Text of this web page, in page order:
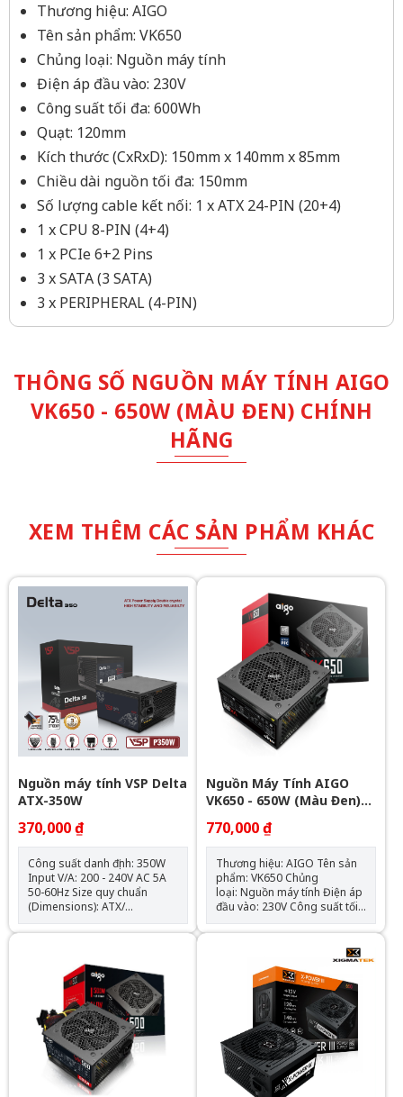
Thương hiệu: AIGO
Tên sản phẩm: VK650
Chủng loại: Nguồn máy tính
Điện áp đầu vào: 230V
Công suất tối đa: 600Wh
Quạt: 120mm
Kích thước (CxRxD): 150mm x 140mm x 85mm
Chiều dài nguồn tối đa: 150mm
Số lượng cable kết nối: 1 x ATX 24-PIN (20+4)
1 x CPU 8-PIN (4+4)
1 x PCIe 6+2 Pins
3 x SATA (3 SATA)
3 x PERIPHERAL (4-PIN)
THÔNG SỐ NGUỒN MÁY TÍNH AIGO
VK650 - 650W (MÀU ĐEN) CHÍNH
HÃNG
XEM THÊM CÁC SẢN PHẨM KHÁC
Nguồn máy tính VSP Delta
ATX-350W
370,000 ₫
Công suất danh định: 350W
Input V/A: 200 - 240V AC 5A
50-60Hz Size quy chuẩn
(Dimensions): ATX/
165x150x86 mm Fan Type :
120mm Protections : OVP,
cho main: - 1x 24pin
mainboard/ 1x 8(4+4 pin)
ATX12V, CPU Đầu cấp điện
cho hệ thống: 1x 8 pin
(6+2pin) VGA/ 2x Sata/ 2x
Molex
Nguồn Máy Tính AIGO
VK650 - 650W (Màu Đen)
Chính Hãng
770,000 ₫
Thương hiệu: AIGO Tên sản
phẩm: VK650 Chủng
loại: Nguồn máy tính Điện áp
đầu vào: 230V Công suất tối
đa: 600Wh Quạt: 120mm Kích
thước (CxRxD): 150mm x
nguồn tối đa: 150mm Số
lượng cable kết nối: 1 x ATX
24-PIN (20+4) 1 x CPU 8-PIN
SATA (3 SATA) 3 x PERIPHERAL
(4-PIN)